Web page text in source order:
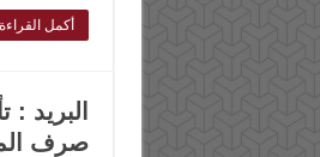
أكمل
البريد
صرف